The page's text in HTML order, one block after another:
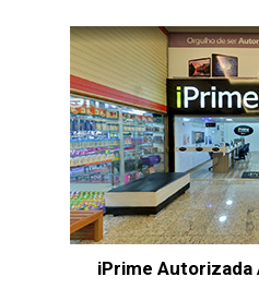
iPrime Autorizada